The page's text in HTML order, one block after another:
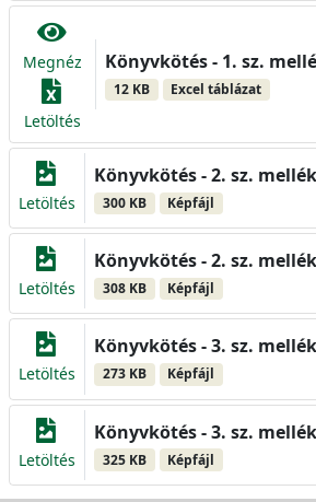
Megnéz
Letöltés
Könyvkötés - 1. sz.
12 KB Excel táblázat
Letöltés
Könyvkötés - 2. sz.
300 KB Képfájl
Letöltés
Könyvkötés - 2. sz.
308 KB Képfájl
Letöltés
Könyvkötés - 3. sz.
273 KB Képfájl
Letöltés
Könyvkötés - 3. sz.
325 KB Képfájl